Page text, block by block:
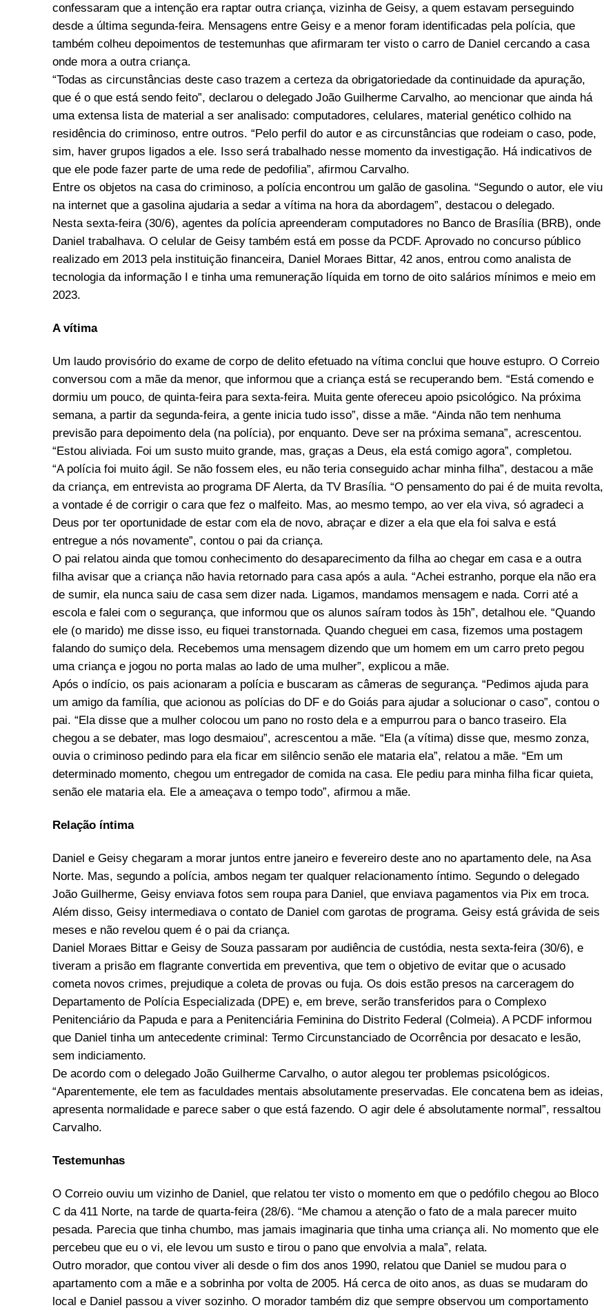
confessaram que a intenção era raptar outra criança, vizinha de Geisy, a quem estavam perseguindo
desde a última segunda-feira. Mensagens entre Geisy e a menor foram identificadas pela polícia, que
também colheu depoimentos de testemunhas que afirmaram ter visto o carro de Daniel cercando a casa
onde mora a outra criança.
“Todas as circunstâncias deste caso trazem a certeza da obrigatoriedade da continuidade da apuração,
que é o que está sendo feito”, declarou o delegado João Guilherme Carvalho, ao mencionar que ainda há
uma extensa lista de material a ser analisado: computadores, celulares, material genético colhido na
residência do criminoso, entre outros. “Pelo perfil do autor e as circunstâncias que rodeiam o caso, pode,
sim, haver grupos ligados a ele. Isso será trabalhado nesse momento da investigação. Há indicativos de
que ele pode fazer parte de uma rede de pedofilia”, afirmou Carvalho.
Entre os objetos na casa do criminoso, a polícia encontrou um galão de gasolina. “Segundo o autor, ele viu
na internet que a gasolina ajudaria a sedar a vítima na hora da abordagem”, destacou o delegado.
Nesta sexta-feira (30/6), agentes da polícia apreenderam computadores no Banco de Brasília (BRB), onde
Daniel trabalhava. O celular de Geisy também está em posse da PCDF. Aprovado no concurso público
realizado em 2013 pela instituição financeira, Daniel Moraes Bittar, 42 anos, entrou como analista de
tecnologia da informação I e tinha uma remuneração líquida em torno de oito salários mínimos e meio em
2023.
A vítima
Um laudo provisório do exame de corpo de delito efetuado na vítima conclui que houve estupro. O Correio
conversou com a mãe da menor, que informou que a criança está se recuperando bem. “Está comendo e
dormiu um pouco, de quinta-feira para sexta-feira. Muita gente ofereceu apoio psicológico. Na próxima
semana, a partir da segunda-feira, a gente inicia tudo isso”, disse a mãe. “Ainda não tem nenhuma
previsão para depoimento dela (na polícia), por enquanto. Deve ser na próxima semana”, acrescentou.
“Estou aliviada. Foi um susto muito grande, mas, graças a Deus, ela está comigo agora”, completou.
“A polícia foi muito ágil. Se não fossem eles, eu não teria conseguido achar minha filha”, destacou a mãe
da criança, em entrevista ao programa DF Alerta, da TV Brasília. “O pensamento do pai é de muita revolta,
a vontade é de corrigir o cara que fez o malfeito. Mas, ao mesmo tempo, ao ver ela viva, só agradeci a
Deus por ter oportunidade de estar com ela de novo, abraçar e dizer a ela que ela foi salva e está
entregue a nós novamente”, contou o pai da criança.
O pai relatou ainda que tomou conhecimento do desaparecimento da filha ao chegar em casa e a outra
filha avisar que a criança não havia retornado para casa após a aula. “Achei estranho, porque ela não era
de sumir, ela nunca saiu de casa sem dizer nada. Ligamos, mandamos mensagem e nada. Corri até a
escola e falei com o segurança, que informou que os alunos saíram todos às 15h”, detalhou ele. “Quando
ele (o marido) me disse isso, eu fiquei transtornada. Quando cheguei em casa, fizemos uma postagem
falando do sumiço dela. Recebemos uma mensagem dizendo que um homem em um carro preto pegou
uma criança e jogou no porta malas ao lado de uma mulher”, explicou a mãe.
Após o indício, os pais acionaram a polícia e buscaram as câmeras de segurança. “Pedimos ajuda para
um amigo da família, que acionou as polícias do DF e do Goiás para ajudar a solucionar o caso”, contou o
pai. “Ela disse que a mulher colocou um pano no rosto dela e a empurrou para o banco traseiro. Ela
chegou a se debater, mas logo desmaiou”, acrescentou a mãe. “Ela (a vítima) disse que, mesmo zonza,
ouvia o criminoso pedindo para ela ficar em silêncio senão ele mataria ela”, relatou a mãe. “Em um
determinado momento, chegou um entregador de comida na casa. Ele pediu para minha filha ficar quieta,
senão ele mataria ela. Ele a ameaçava o tempo todo”, afirmou a mãe.
Relação íntima
Daniel e Geisy chegaram a morar juntos entre janeiro e fevereiro deste ano no apartamento dele, na Asa
Norte. Mas, segundo a polícia, ambos negam ter qualquer relacionamento íntimo. Segundo o delegado
João Guilherme, Geisy enviava fotos sem roupa para Daniel, que enviava pagamentos via Pix em troca.
Além disso, Geisy intermediava o contato de Daniel com garotas de programa. Geisy está grávida de seis
meses e não revelou quem é o pai da criança.
Daniel Moraes Bittar e Geisy de Souza passaram por audiência de custódia, nesta sexta-feira (30/6), e
tiveram a prisão em flagrante convertida em preventiva, que tem o objetivo de evitar que o acusado
cometa novos crimes, prejudique a coleta de provas ou fuja. Os dois estão presos na carceragem do
Departamento de Polícia Especializada (DPE) e, em breve, serão transferidos para o Complexo
Penitenciário da Papuda e para a Penitenciária Feminina do Distrito Federal (Colmeia). A PCDF informou
que Daniel tinha um antecedente criminal: Termo Circunstanciado de Ocorrência por desacato e lesão,
sem indiciamento.
De acordo com o delegado João Guilherme Carvalho, o autor alegou ter problemas psicológicos.
“Aparentemente, ele tem as faculdades mentais absolutamente preservadas. Ele concatena bem as ideias,
apresenta normalidade e parece saber o que está fazendo. O agir dele é absolutamente normal”, ressaltou
Carvalho.
Testemunhas
O Correio ouviu um vizinho de Daniel, que relatou ter visto o momento em que o pedófilo chegou ao Bloco
C da 411 Norte, na tarde de quarta-feira (28/6). “Me chamou a atenção o fato de a mala parecer muito
pesada. Parecia que tinha chumbo, mas jamais imaginaria que tinha uma criança ali. No momento que ele
percebeu que eu o vi, ele levou um susto e tirou o pano que envolvia a mala”, relata.
Outro morador, que contou viver ali desde o fim dos anos 1990, relatou que Daniel se mudou para o
apartamento com a mãe e a sobrinha por volta de 2005. Há cerca de oito anos, as duas se mudaram do
local e Daniel passou a viver sozinho. O morador também diz que sempre observou um comportamento